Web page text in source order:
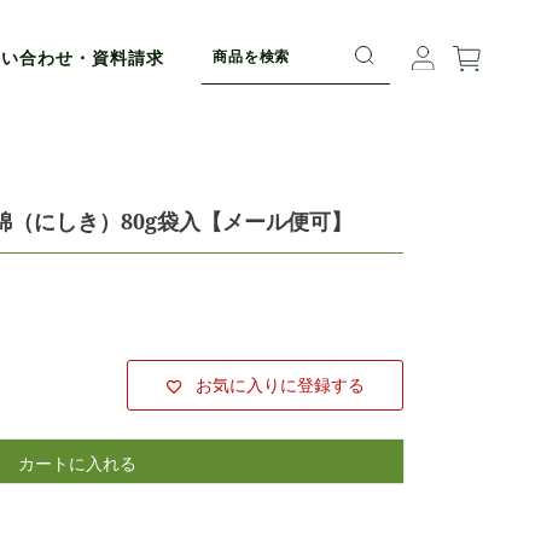
合わせ・資料請求
にしき）80g袋入【メール便可】
お気に入りに登録する
カートに入れる